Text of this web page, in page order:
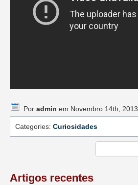
Por admin em Novembro 14th, 2013
Categories: Curiosidades
Artigos recentes